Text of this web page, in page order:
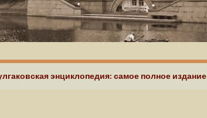
энциклопедия: самое полное издание